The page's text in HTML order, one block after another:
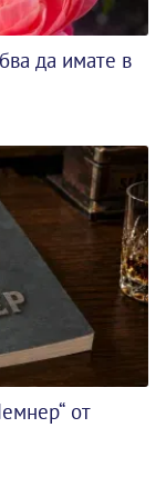
да имате в
от